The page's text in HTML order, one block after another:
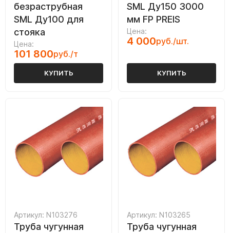
безраструбная
SML Ду100 для
стояка
Цена:
101 800руб./т
КУПИТЬ
SML Ду150 3000
мм FP PREIS
Цена:
4 000руб./шт.
КУПИТЬ
Артикул: N103276
Труба чугунная
Артикул: N103265
Труба чугунная